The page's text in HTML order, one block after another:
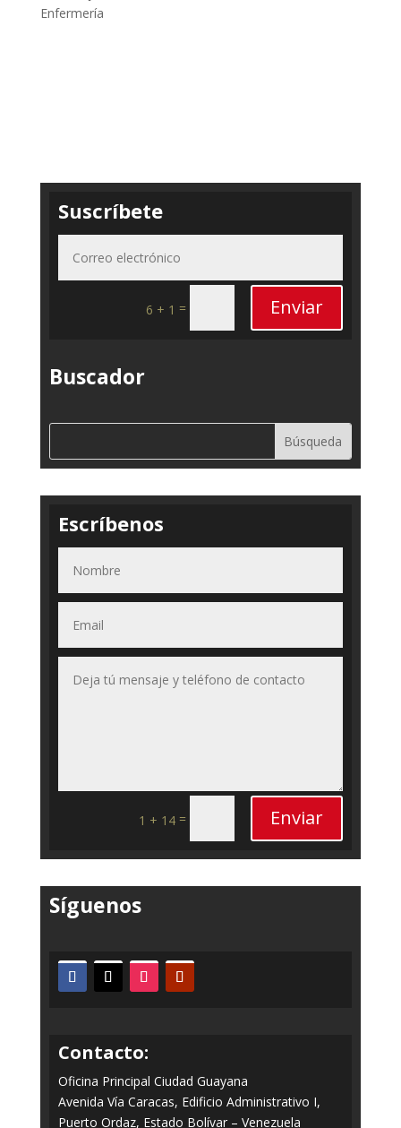
Enfermería
Suscríbete
6 + 1 = Enviar
Buscador
Escríbenos
1 + 14 = Enviar
Síguenos
Contacto:
Oficina Principal Ciudad Guayana
Avenida Vía Caracas, Edificio Administrativo I,
Puerto Ordaz, Estado Bolívar – Venezuela